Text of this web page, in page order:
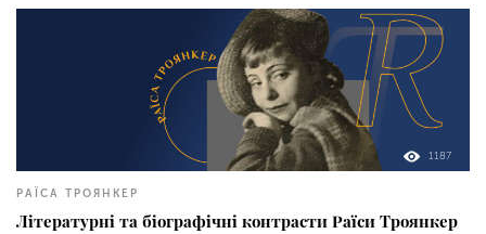
1187
РАЇСА ТРОЯНКЕР
Літературні та біографічні контрасти Раїси Троянкер